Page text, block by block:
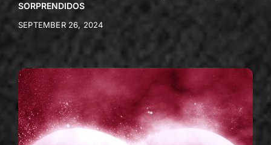
SORPRENDIDOS
SEPTEMBER 26, 2024